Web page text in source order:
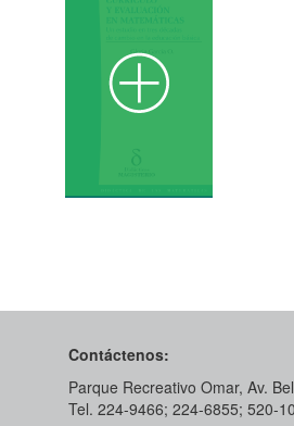
Contáctenos:
Parque Recreativo Omar, Av.
Tel. 224-9466; 224-6855; 520-